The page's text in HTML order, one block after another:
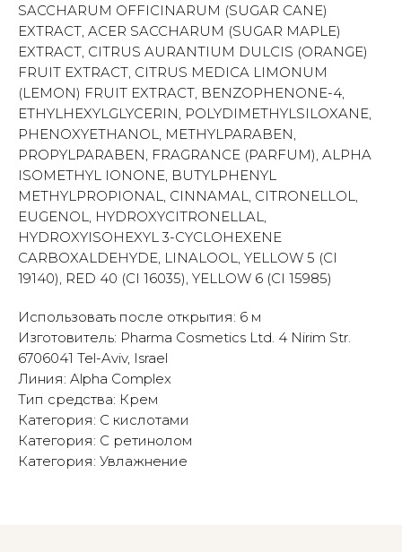
SACCHARUM OFFICINARUM (SUGAR CANE)
EXTRACT, ACER SACCHARUM (SUGAR MAPLE)
EXTRACT, CITRUS AURANTIUM DULCIS (ORANGE)
FRUIT EXTRACT, CITRUS MEDICA LIMONUM
(LEMON) FRUIT EXTRACT, BENZOPHENONE-4,
ETHYLHEXYLGLYCERIN, POLYDIMETHYLSILOXANE,
PHENOXYETHANOL, METHYLPARABEN,
PROPYLPARABEN, FRAGRANCE (PARFUM), ALPHA
ISOMETHYL IONONE, BUTYLPHENYL
METHYLPROPIONAL, CINNAMAL, CITRONELLOL,
EUGENOL, HYDROXYCITRONELLAL,
HYDROXYISOHEXYL 3-CYCLOHEXENE
CARBOXALDEHYDE, LINALOOL, YELLOW 5 (CI
19140), RED 40 (CI 16035), YELLOW 6 (CI 15985)
Использовать после открытия: 6 м
Изготовитель: Pharma Cosmetics Ltd. 4 Nirim Str.
6706041 Tel-Aviv, Israel
Линия: Alpha Complex
Тип средства: Крем
Категория: С кислотами
Категория: С ретинолом
Категория: Увлажнение